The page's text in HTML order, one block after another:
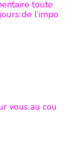
toute
de l’impo
vous au cou